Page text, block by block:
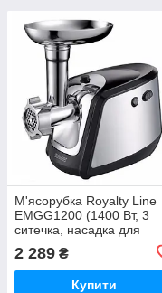
М'ясорубка Royalty Line
EMGG1200 (1400 Вт, 3
ситечка, насадка для
компактна)
2 289 ₴
Купити